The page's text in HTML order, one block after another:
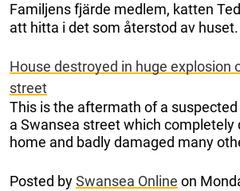
Familjens fjärde medlem, katten
att hitta i det som återstod av huset.
House destroyed in huge explosion
street
This is the aftermath of a
a Swansea street which completely
home and badly damaged many
Posted bySwansea Online on